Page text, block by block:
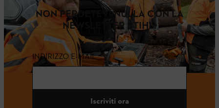
NON PERDETEVI NULLA CON LA
NEWSLETTER STIHL.
INDIRIZZO E-MAIL
Iscriviti ora